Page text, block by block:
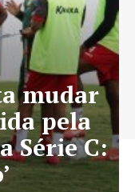
mudar
pela
Série C: